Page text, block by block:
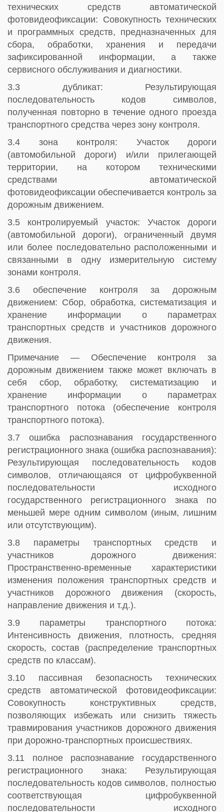
технических средств автоматической
фотовидеофиксации: Совокупность технических
и программных средств, предназначенных для
сбора, обработки, хранения и передачи
зафиксированной информации, а также
сервисного обслуживания и диагностики.
3.3 дубликат: Результирующая
последовательность кодов символов,
полученная повторно в течение одного проезда
транспортного средства через зону контроля.
3.4 зона контроля: Участок дороги
(автомобильной дороги) и/или прилегающей
территории, на котором техническими
средствами автоматической
фотовидеофиксации обеспечивается контроль за
дорожным движением.
3.5 контролируемый участок: Участок дороги
(автомобильной дороги), ограниченный двумя
или более последовательно расположенными и
связанными в одну измерительную систему
зонами контроля.
3.6 обеспечение контроля за дорожным
движением: Сбор, обработка, систематизация и
хранение информации о параметрах
транспортных средств и участников дорожного
движения.
Примечание — Обеспечение контроля за
дорожным движением также может включать в
себя сбор, обработку, систематизацию и
хранение информации о параметрах
транспортного потока (обеспечение контроля
транспортного потока).
3.7 ошибка распознавания государственного
регистрационного знака (ошибка распознавания):
Результирующая последовательность кодов
символов, отличающаяся от цифробуквенной
последовательности исходного
государственного регистрационного знака по
меньшей мере одним символом (иным, лишним
или отсутствующим).
3.8 параметры транспортных средств и
участников дорожного движения:
Пространственно-временные характеристики
изменения положения транспортных средств и
участников дорожного движения (скорость,
направление движения и т.д.).
3.9 параметры транспортного потока:
Интенсивность движения, плотность, средняя
скорость, состав (распределение транспортных
средств по классам).
3.10 пассивная безопасность технических
средств автоматической фотовидеофиксации:
Совокупность конструктивных средств,
позволяющих избежать или снизить тяжесть
травмирования участников дорожного движения
при дорожно-транспортных происшествиях.
3.11 полное распознавание государственного
регистрационного знака: Результирующая
последовательность кодов символов, полностью
соответствующая цифробуквенной
последовательности исходного